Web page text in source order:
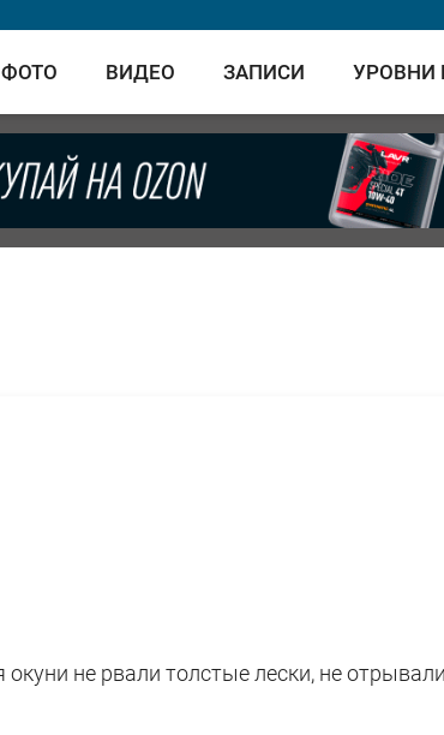
ФОТО ВИДЕО ЗАПИСИ УРОВНИ
окуни не рвали толстые лески, не